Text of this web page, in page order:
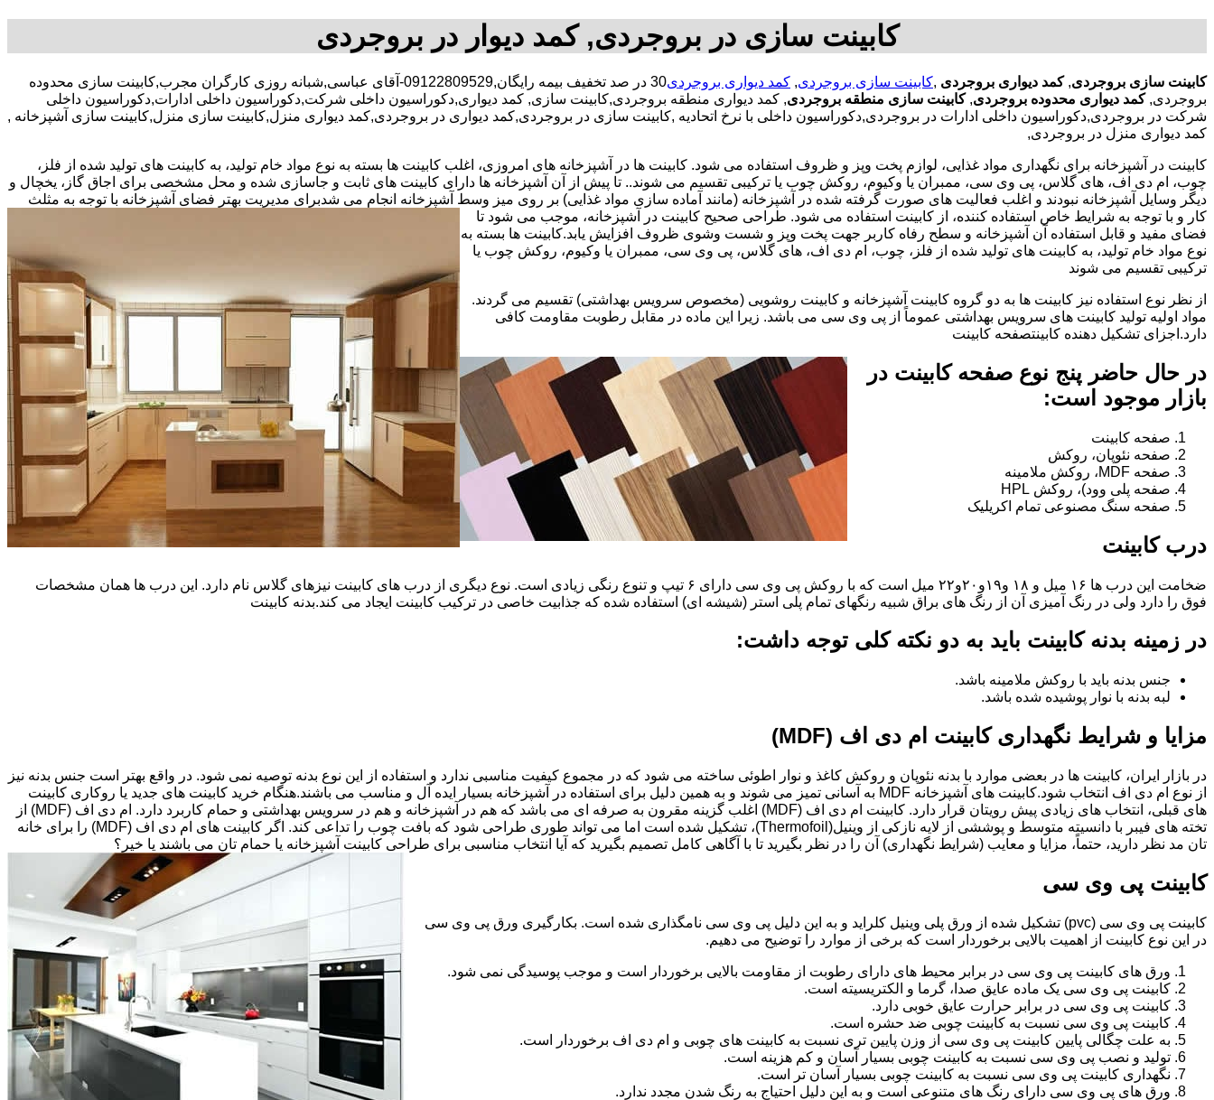
کابینت سازی در بروجردی, کمد دیوار در بروجردی
کابینت سازی بروجردی,کمد دیواری بروجردی ,کابینت سازی بروجردی, کمد دیواری بروجردی
30 در صد تخفیف بیمه رایگان,09122809529-آقای عباسی,شبانه روزی کارگران مجرب,کابینت سازی محدوده
بروجردی,کمد دیواری محدوده بروجردی, کابینت سازی منطقه بروجردی, کمد دیواری منطقه بروجردی,کابینت سازی, کمد دیواری,دکوراسیون داخلی شرکت,دکوراسیون داخلی ادارات,دکوراسیون داخلی
شرکت در بروجردی,دکوراسیون داخلی ادارات در بروجردی,دکوراسیون داخلی با نرخ اتحادیه ,کابینت سازی در بروجردی,کمد دیواری در بروجردی,کمد دیواری منزل,کابینت سازی منزل,کابینت سازی آشپزخانه ,
کمد دیواری منزل در بروجردی,
کابینت در آشپزخانه برای نگهداری مواد غذایی، لوازم پخت وپز و ظروف استفاده می شود. کابینت ها در آشپزخانه های امروزی، اغلب کابینت ها بسته به نوع مواد خام تولید، به کابینت های تولید شده از فلز،
چوب، ام دی اف، های گلاس، پی وی سی، ممبران یا وکیوم، روکش چوب یا ترکیبی تقسیم می شوند.. تا پیش از آن آشپزخانه ها دارای کابینت های ثابت و جاسازی شده و محل مشخصی برای اجاق گاز، یخچال و
دیگر وسایل آشپزخانه نبودند و اغلب فعالیت های صورت گرفته شده در آشپزخانه (مانند آماده سازی مواد غذایی) بر روی میز وسط آشپزخانه انجام می شدبرای مدیریت بهتر فضای آشپزخانه با توجه به مثلث
کار و با توجه به شرایط خاص استفاده کننده، از کابینت استفاده می شود. طراحی صحیح کابینت در آشپزخانه، موجب می شود تا
فضای مفید و قابل استفاده آن آشپزخانه و سطح رفاه کاربر جهت پخت وپز و شست وشوی ظروف افزایش یابد.کابینت ها بسته به
نوع مواد خام تولید، به کابینت های تولید شده از فلز، چوب، ام دی اف، های گلاس، پی وی سی، ممبران یا وکیوم، روکش چوب یا
ترکیبی تقسیم می شوند
از نظر نوع استفاده نیز کابینت ها به دو گروه کابینت آشپزخانه و کابینت روشویی (مخصوص سرویس بهداشتی) تقسیم می گردند.
مواد اولیه تولید کابینت های سرویس بهداشتی عموماً از پی وی سی می باشد. زیرا این ماده در مقابل رطوبت مقاومت کافی
دارد.اجزای تشکیل دهنده کابینتصفحه کابینت
در حال حاضر پنج نوع صفحه کابینت در
بازار موجود است:
صفحه کابینت
صفحه نئوپان، روکش
صفحه MDF، روکش ملامینه
صفحه پلی وود)، روکش HPL
صفحه سنگ مصنوعی تمام اکریلیک
درب کابینت
ضخامت این درب ها ۱۶ میل و ۱۸ و١٩و٢٠و٢٢ میل است که با روکش پی وی سی دارای ۶ تیپ و تنوع رنگی زیادی است. نوع دیگری از درب های کابینت نیزهای گلاس نام دارد. این درب ها همان مشخصات
فوق را دارد ولی در رنگ آمیزی آن از رنگ های براق شبیه رنگهای تمام پلی استر (شیشه ای) استفاده شده که جذابیت خاصی در ترکیب کابینت ایجاد می کند.بدنه کابینت
در زمینه بدنه کابینت باید به دو نکته کلی توجه داشت:
جنس بدنه باید با روکش ملامینه باشد.
لبه بدنه با نوار پوشیده شده باشد.
مزایا و شرایط نگهداری کابینت ام دی اف (MDF)
در بازار ایران، کابینت ها در بعضی موارد با بدنه نئوپان و روکش کاغذ و نوار اطوئی ساخته می شود که در مجموع کیفیت مناسبی ندارد و استفاده از این نوع بدنه توصیه نمی شود. در واقع بهتر است جنس بدنه نیز
از نوع ام دی اف انتخاب شود.کابینت های آشپزخانه MDF به آسانی تمیز می شوند و به همین دلیل برای استفاده در آشپزخانه بسیار ایده آل و مناسب می باشند.هنگام خرید کابینت های جدید یا روکاری کابینت
های قبلی، انتخاب های زیادی پیش رویتان قرار دارد. کابینت ام دی اف (MDF) اغلب گزینه مقرون به صرفه ای می باشد که هم در آشپزخانه و هم در سرویس بهداشتی و حمام کاربرد دارد. ام دی اف (MDF) از
تخته های فیبر با دانسیته متوسط و پوششی از لایه نازکی از وینیل(Thermofoil)، تشکیل شده است اما می تواند طوری طراحی شود که بافت چوب را تداعی کند. اگر کابینت های ام دی اف (MDF) را برای خانه
تان مد نظر دارید، حتماً، مزایا و معایب (شرایط نگهداری) آن را در نظر بگیرید تا با آگاهی کامل تصمیم بگیرید که آیا انتخاب مناسبی برای طراحی کابینت آشپزخانه یا حمام تان می باشند یا خیر؟
کابینت پی وی سی
کابینت پی وی سی (pvc) تشکیل شده از ورق پلی وینیل کلراید و به این دلیل پی وی سی نامگذاری شده است. بکارگیری ورق پی وی سی
در این نوع کابینت از اهمیت بالایی برخوردار است که برخی از موارد را توضیح می دهیم.
ورق های کابینت پی وی سی در برابر محیط های دارای رطوبت از مقاومت بالایی برخوردار است و موجب پوسیدگی نمی شود.
کابینت پی وی سی یک ماده عایق صدا، گرما و الکتریسیته است.
کابینت پی وی سی در برابر حرارت عایق خوبی دارد.
کابینت پی وی سی نسبت به کابینت چوبی ضد حشره است.
به علت چگالی پایین کابینت پی وی سی از وزن پایین تری نسبت به کابینت های چوبی و ام دی اف برخوردار است.
تولید و نصب پی وی سی نسبت به کابینت چوبی بسیار آسان و کم هزینه است.
نگهداری کابینت پی وی سی نسبت به کابینت چوبی بسیار آسان تر است.
ورق های پی وی سی دارای رنگ های متنوعی است و به این دلیل احتیاج به رنگ شدن مجدد ندارد.